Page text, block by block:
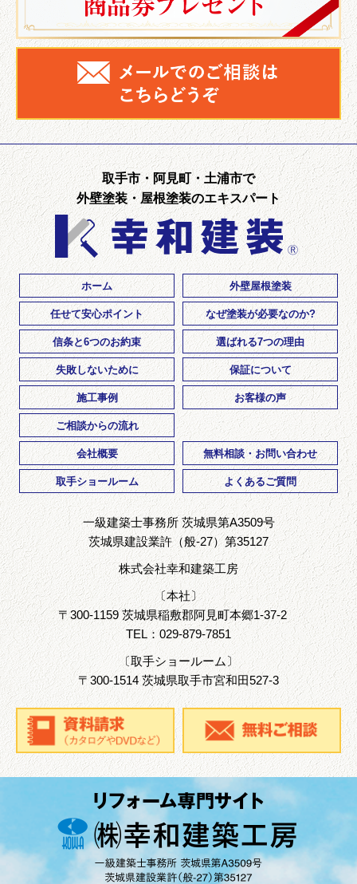
取手市・阿見町・土浦市で
外壁塗装・屋根塗装のエキスパート
ホーム 外壁屋根塗装
任せて安心ポイント なぜ塗装が必要なのか?
信条と6つのお約束 選ばれる7つの理由
失敗しないために 保証について
施工事例 お客様の声
ご相談からの流れ
会社概要 無料相談・お問い合わせ
取手ショールーム よくあるご質問
一級建築士事務所 茨城県第A3509号
茨城県建設業許（般-27）第35127
株式会社幸和建築工房
〔本社〕
〒300-1159 茨城県稲敷郡阿見町本郷1-37-2
TEL：029-879-7851
〔取手ショールーム〕
〒300-1514 茨城県取手市宮和田527-3